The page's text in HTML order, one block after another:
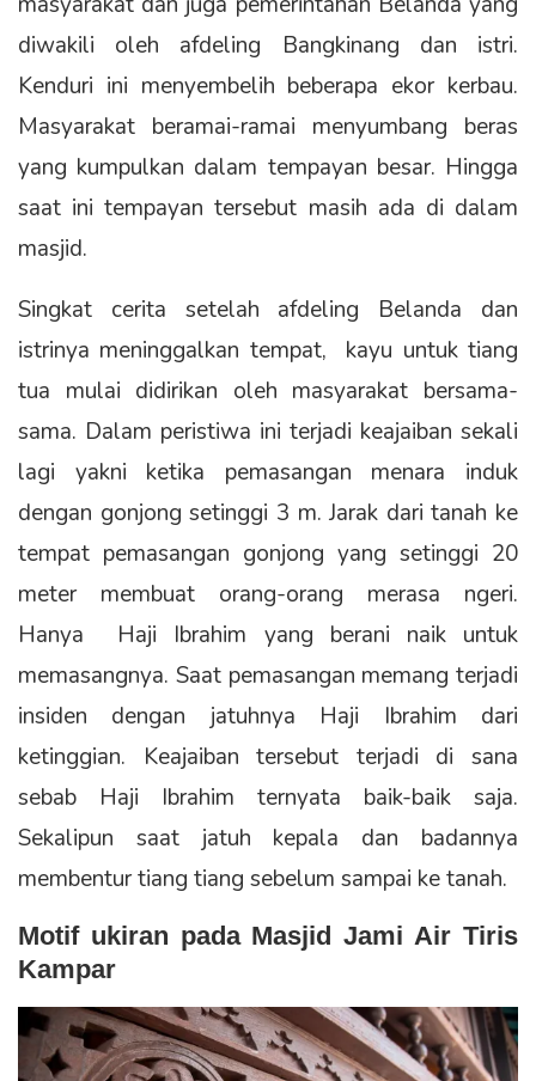
diwakili oleh afdeling Bangkinang dan istri.
Kenduri ini menyembelih beberapa ekor kerbau.
Masyarakat beramai-ramai menyumbang beras
yang kumpulkan dalam tempayan besar. Hingga
saat ini tempayan tersebut masih ada di dalam
masjid.
Singkat cerita setelah afdeling Belanda dan
istrinya meninggalkan tempat, kayu untuk tiang
tua mulai didirikan oleh masyarakat bersama-
sama. Dalam peristiwa ini terjadi keajaiban sekali
lagi yakni ketika pemasangan menara induk
dengan gonjong setinggi 3 m. Jarak dari tanah ke
tempat pemasangan gonjong yang setinggi 20
meter membuat orang-orang merasa ngeri.
Hanya Haji Ibrahim yang berani naik untuk
memasangnya. Saat pemasangan memang terjadi
insiden dengan jatuhnya Haji Ibrahim dari
ketinggian. Keajaiban tersebut terjadi di sana
sebab Haji Ibrahim ternyata baik-baik saja.
Sekalipun saat jatuh kepala dan badannya
membentur tiang tiang sebelum sampai ke tanah.
Motif ukiran pada Masjid Jami Air Tiris
Kampar